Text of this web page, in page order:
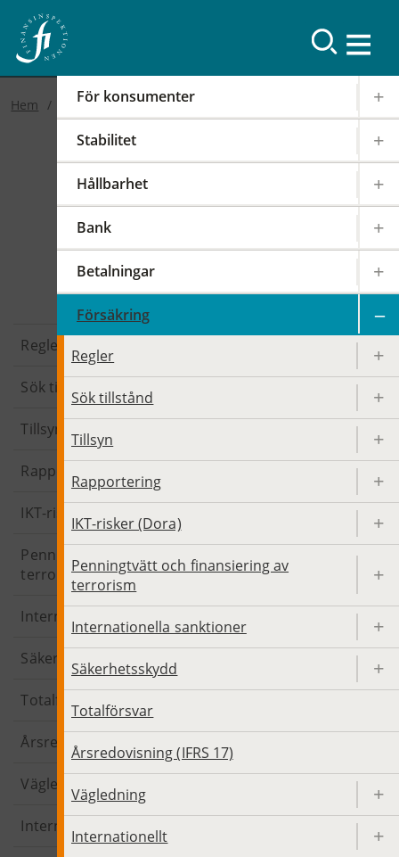
För konsumenter
Stabilitet
Hållbarhet
Bank
Betalningar
Försäkring
Regler
Sök tillstånd
Tillsyn
Rapportering
IKT-risker (Dora)
Penningtvätt och finansiering av
terrorism
Internationella sanktioner
Säkerhetsskydd
Totalförsvar
Årsredovisning (IFRS 17)
Vägledning
Internationellt
Hem
Försäkring
Regler
Sök tillstånd
Tillsyn
Rapportering
IKT-risker (Dora)
Penningtvätt och finansiering av
terrorism
Internationella sanktioner
Säkerhetsskydd
Totalförsvar
Årsredovisning (IFRS 17)
Vägledning
Internationellt